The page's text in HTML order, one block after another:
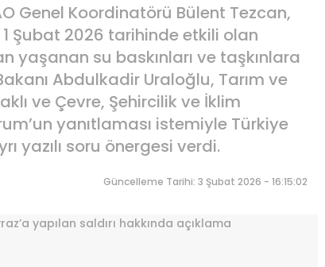
Genel Koordinatörü Bülent Tezcan,
1 Şubat 2026 tarihinde etkili olan
yaşanan su baskınları ve taşkınlara
Abdulkadir Uraloğlu, Tarım ve
ve Çevre, Şehircilik ve İklim
yanıtlaması istemiyle Türkiye
yazılı soru önergesi verdi.
Güncelleme Tarihi: 3 Şubat 2026 - 16:15:02